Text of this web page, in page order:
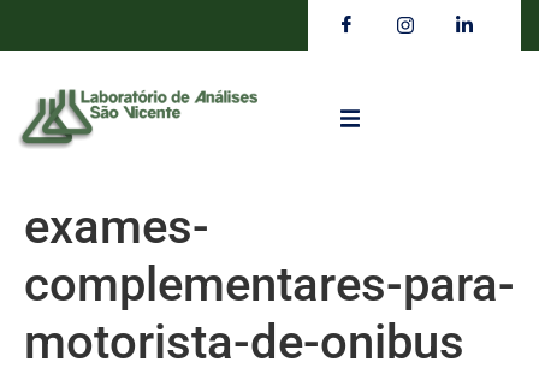
exames-
complementares-para-
motorista-de-onibus